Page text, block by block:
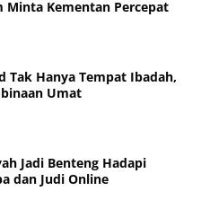
Minta Kementan Percepat
Tak Hanya Tempat Ibadah,
Umat
Jadi Benteng Hadapi
dan Judi Online